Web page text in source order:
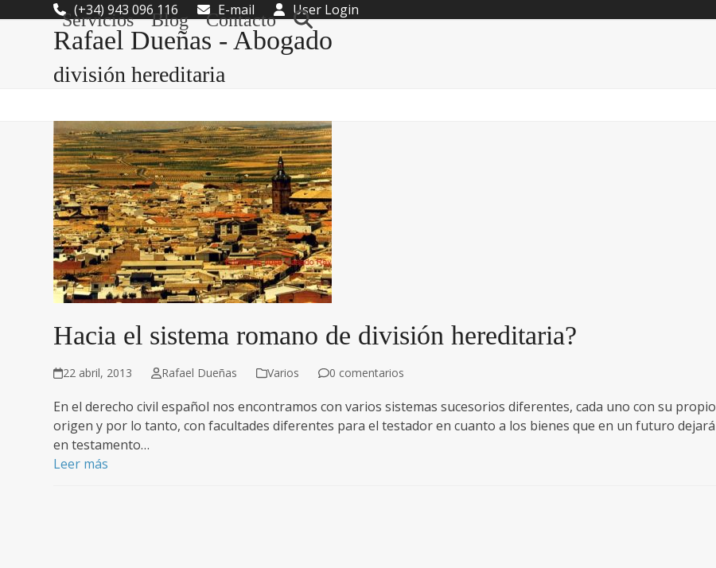
(+34) 943 096 116 E-mail User Login
Rafael Dueñas - Abogado
Servicios Blog Contacto
división hereditaria
Hacia el sistema romano de división hereditaria?
22 abril, 2013 Rafael Dueñas Varios 0 comentarios
En el derecho civil español nos encontramos con varios sistemas sucesorios diferentes, cada uno con su propio
origen y por lo tanto, con facultades diferentes para el testador en cuanto a los bienes que en un futuro dejará
en testamento…
Leer más